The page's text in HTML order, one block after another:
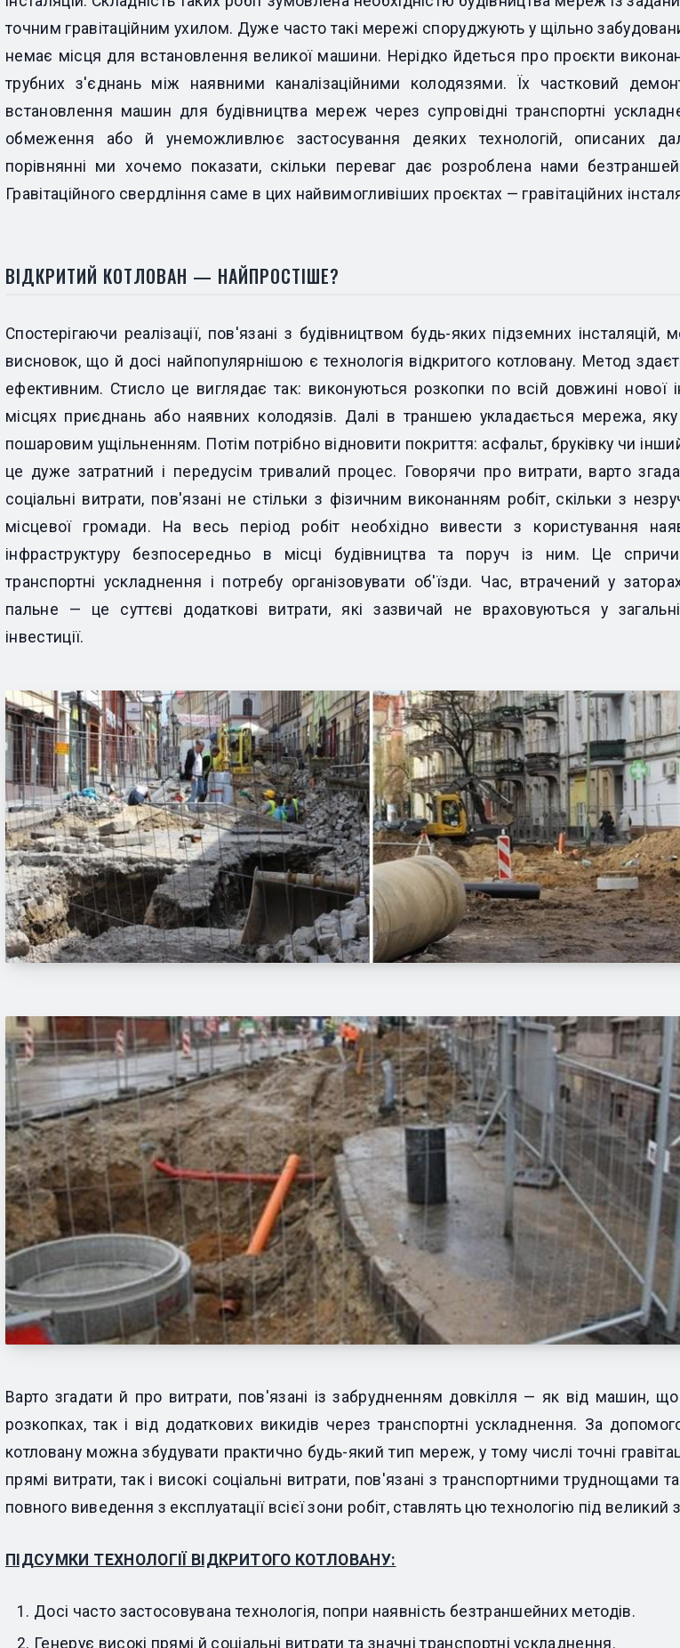
точним гравітаційним ухилом. Дуже часто такі мережі споруджують у щільно
немає місця для встановлення великої машини. Нерідко йдеться про проєкти
трубних з'єднань між наявними каналізаційними колодязями. Їх частковий
встановлення машин для будівництва мереж через супровідні транспортні
обмеження або й унеможливлює застосування деяких технологій, описаних
порівнянні ми хочемо показати, скільки переваг дає розроблена нами
Гравітаційного свердління саме в цих найвимогливіших проєктах — гравітаційних
ВІДКРИТИЙ КОТЛОВАН — НАЙПРОСТІШЕ?
Спостерігаючи реалізації, пов'язані з будівництвом будь-яких підземних інсталяцій,
висновок, що й досі найпопулярнішою є технологія відкритого котловану. Метод
ефективним. Стисло це виглядає так: виконуються розкопки по всій довжині нової
місцях приєднань або наявних колодязів. Далі в траншею укладається мережа, яку
пошаровим ущільненням. Потім потрібно відновити покриття: асфальт, бруківку чи
це дуже затратний і передусім тривалий процес. Говорячи про витрати, варто
соціальні витрати, пов'язані не стільки з фізичним виконанням робіт, скільки з
місцевої громади. На весь період робіт необхідно вивести з користування
інфраструктуру безпосередньо в місці будівництва та поруч із ним. Це
транспортні ускладнення і потребу організовувати об'їзди. Час, втрачений у
пальне — це суттєві додаткові витрати, які зазвичай не враховуються у
інвестиції.
Варто згадати й про витрати, пов'язані із забрудненням довкілля — як від машин,
розкопках, так і від додаткових викидів через транспортні ускладнення. За
котловану можна збудувати практично будь-який тип мереж, у тому числі точні
прямі витрати, так і високі соціальні витрати, пов'язані з транспортними труднощами
повного виведення з експлуатації всієї зони робіт, ставлять цю технологію під великий
ПІДСУМКИ ТЕХНОЛОГІЇ ВІДКРИТОГО КОТЛОВАНУ:
Досі часто застосовувана технологія, попри наявність безтраншейних методів.
Генерує високі прямі й соціальні витрати та значні транспортні ускладнення.